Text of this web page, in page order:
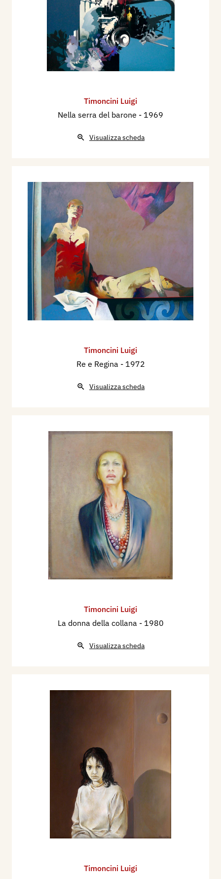
Timoncini Luigi
Nella serra del barone - 1969
Visualizza scheda
Timoncini Luigi
Re e Regina - 1972
Visualizza scheda
Timoncini Luigi
La donna della collana - 1980
Visualizza scheda
Timoncini Luigi